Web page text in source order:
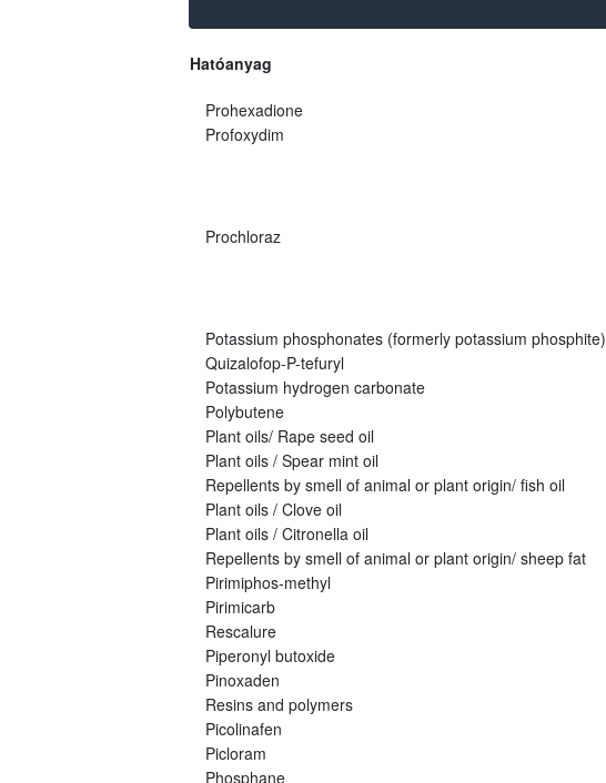
Hatóanyag
Prohexadione
Profoxydim
Prochloraz
Potassium phosphonates (formerly potassium phosphite)
Quizalofop-P-tefuryl
Potassium hydrogen carbonate
Polybutene
Plant oils/ Rape seed oil
Plant oils / Spear mint oil
Repellents by smell of animal or plant origin/ fish oil
Plant oils / Clove oil
Plant oils / Citronella oil
Repellents by smell of animal or plant origin/ sheep fat
Pirimiphos-methyl
Pirimicarb
Rescalure
Piperonyl butoxide
Pinoxaden
Resins and polymers
Picolinafen
Picloram
Phosphane